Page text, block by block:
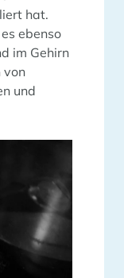
hat.
ebenso
im Gehirn
von
und